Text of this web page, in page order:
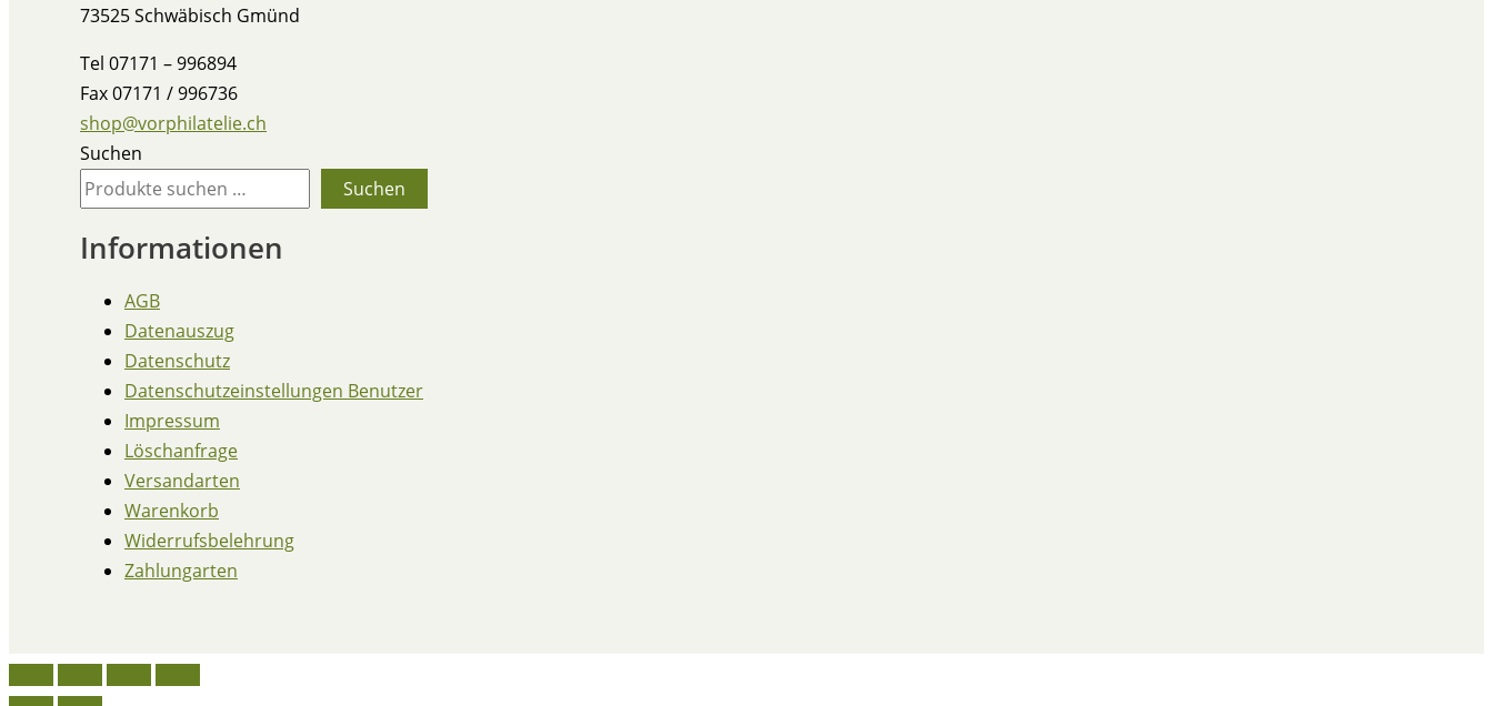
73525 Schwäbisch Gmünd
Tel 07171 – 996894
Fax 07171 / 996736
shop@vorphilatelie.ch
Suchen
Suchen
Informationen
AGB
Datenauszug
Datenschutz
Datenschutzeinstellungen Benutzer
Impressum
Löschanfrage
Versandarten
Warenkorb
Widerrufsbelehrung
Zahlungarten